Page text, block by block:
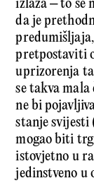
izlaza – to se
da je
pretpostaviti
uprizorenja
se takva
ne bi
stanje svijesti
mogao biti
istovjetno u
jedinstveno u